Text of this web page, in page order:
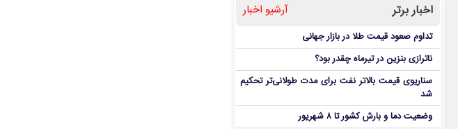
اخبار برتر آرشیو اخبار
تداوم صعود قیمت طلا در بازار جهانی
ناترازی بنزین در تیرماه چقدر بود؟
سناریوی قیمت بالاتر نفت برای مدت طولانی‌تر تحکیم
شد
وضعیت دما و بارش کشور تا ۸ شهریور